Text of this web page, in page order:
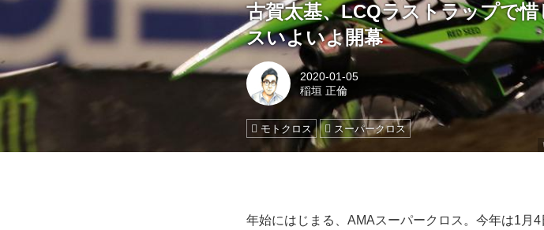
古賀太基、LCQラストラップで
スいよいよ開幕
2020-01-05
稲垣 正倫
モトクロス スーパークロス
年始にはじまる、AMAスーパークロス。今年は1月